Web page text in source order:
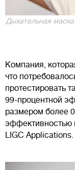
Дыхательная
Компания,
что
протестировать
99-процентной
размером более
эффективностью
LIGC Applications.